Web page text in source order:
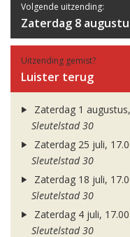
Volgende uitzending:
Zaterdag 8
Uitzending gemist?
Luister terug
Zaterdag 1
Sleutelstad 30
Zaterdag 25 juli,
Sleutelstad 30
Zaterdag 18 juli,
Sleutelstad 30
Zaterdag 4 juli,
Sleutelstad 30